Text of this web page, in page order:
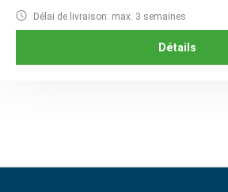
Délai de livraison: max. 3 semaines
Détails